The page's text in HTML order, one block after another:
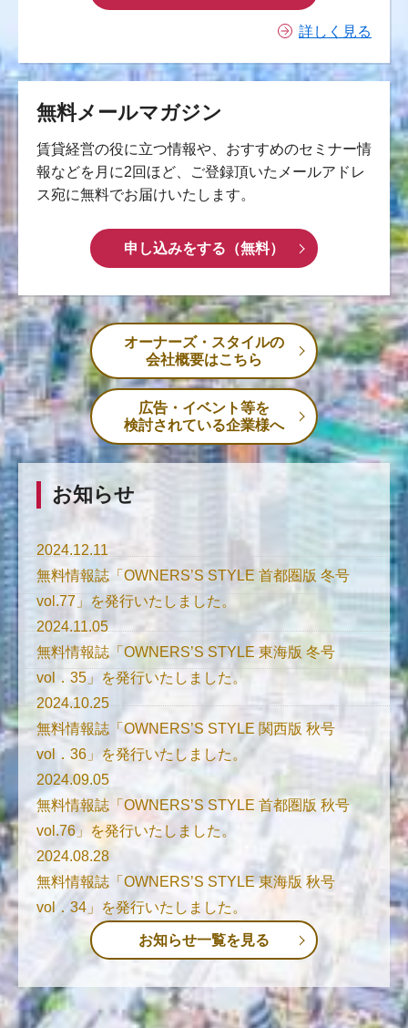
詳しく見る
無料メールマガジン
賃貸経営の役に立つ情報や、おすすめのセミナー情
報などを月に2回ほど、ご登録頂いたメールアドレ
ス宛に無料でお届けいたします。
申し込みをする（無料）
オーナーズ・スタイルの
会社概要はこちら
広告・イベント等を
検討されている企業様へ
お知らせ
2024.12.11
無料情報誌「OWNERS’S STYLE 首都圏版 冬号
vol.77」を発行いたしました。
2024.11.05
無料情報誌「OWNERS’S STYLE 東海版 冬号
vol．35」を発行いたしました。
2024.10.25
無料情報誌「OWNERS’S STYLE 関西版 秋号
vol．36」を発行いたしました。
2024.09.05
無料情報誌「OWNERS’S STYLE 首都圏版 秋号
vol.76」を発行いたしました。
2024.08.28
無料情報誌「OWNERS’S STYLE 東海版 秋号
vol．34」を発行いたしました。
お知らせ一覧を見る